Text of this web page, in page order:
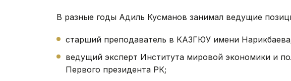
В разные годы Адиль Кусманов занимал ведущие
старший преподаватель в КАЗГЮУ имени
ведущий эксперт Института мировой экономики и
Первого президента РК;